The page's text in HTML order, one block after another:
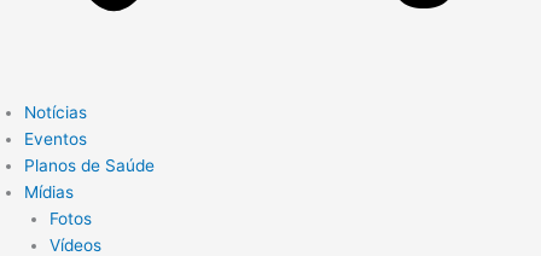
Notícias
Eventos
Planos de Saúde
Mídias
Fotos
Vídeos